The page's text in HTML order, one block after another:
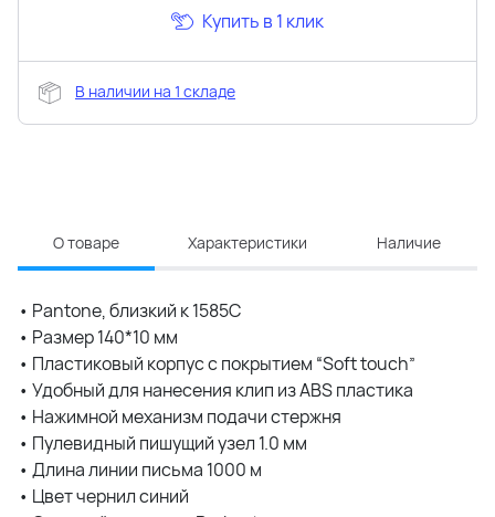
Купить в 1 клик
В наличии на 1 складе
О товаре Характеристики Наличие
• Pantone, близкий к 1585C
• Размер 140*10 мм
• Пластиковый корпус с покрытием “Soft touch”
• Удобный для нанесения клип из ABS пластика
• Нажимной механизм подачи стержня
• Пулевидный пишущий узел 1.0 мм
• Длина линии письма 1000 м
• Цвет чернил синий